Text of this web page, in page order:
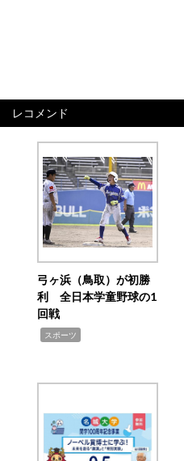
レコメンド
弓ヶ浜（鳥取）が初勝
利 全日本学童野球の1
回戦
スポーツ